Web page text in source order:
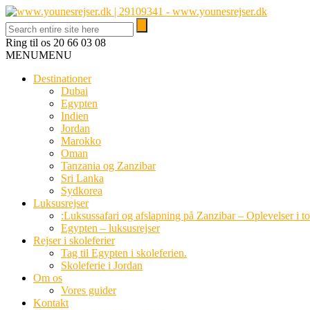
Ring til os 20 66 03 08
MENUMENU
Destinationer
Dubai
Egypten
Indien
Jordan
Marokko
Oman
Tanzania og Zanzibar
Sri Lanka
Sydkorea
Luksusrejser
:Luksussafari og afslapning på Zanzibar – Oplevelser i
Egypten – luksusrejser
Rejser i skoleferier
Tag til Egypten i skoleferien.
Skoleferie i Jordan
Om os
Vores guider
Kontakt